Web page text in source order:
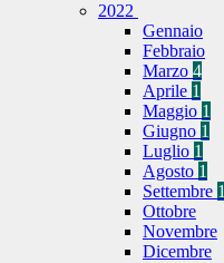
2022
Gennaio
Febbraio
Marzo 4
Aprile 1
Maggio 1
Giugno 1
Luglio 1
Agosto 1
Settembre 1
Ottobre
Novembre
Dicembre